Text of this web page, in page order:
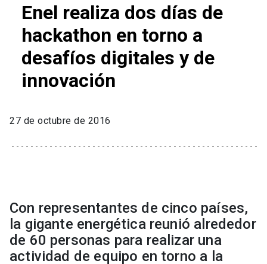
Enel realiza dos días de
hackathon en torno a
desafíos digitales y de
innovación
27 de octubre de 2016
Con representantes de cinco países,
la gigante energética reunió alrededor
de 60 personas para realizar una
actividad de equipo en torno a la